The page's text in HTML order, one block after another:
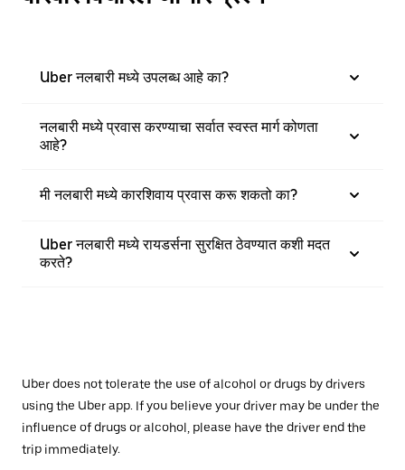
Uber नलबारी मध्ये उपलब्ध आहे का?
नलबारी मध्ये प्रवास करण्याचा सर्वात स्वस्त मार्ग कोणता
आहे?
मी नलबारी मध्ये कारशिवाय प्रवास करू शकतो का?
Uber नलबारी मध्ये रायडर्सना सुरक्षित ठेवण्यात कशी मदत
करते?
Uber does not tolerate the use of alcohol or drugs by drivers
using the Uber app. If you believe your driver may be under the
influence of drugs or alcohol, please have the driver end the
trip immediately.